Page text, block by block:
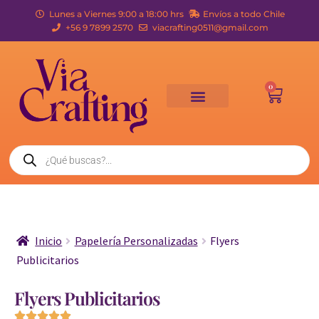
Lunes a Viernes 9:00 a 18:00 hrs
Envíos a todo Chile
+56 9 7899 2570
viacrafting0511@gmail.com
0
Inicio Papelería Personalizadas
Flyers
Publicitarios
Flyers Publicitarios
